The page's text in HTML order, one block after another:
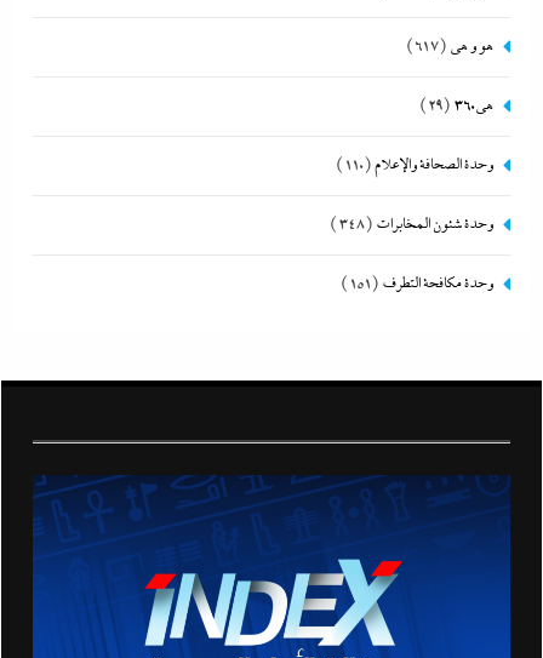
هو و هي (617)
هى360 (29)
وحدة الصحافة والإعلام(110)
وحدة شئون المخابرات (348)
وحدة مكافحة التطرف (151)